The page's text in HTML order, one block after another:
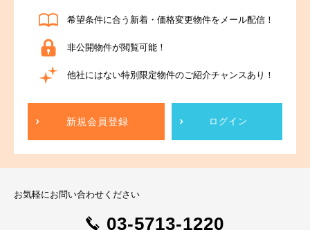
希望条件に合う新着・価格変更物件をメール配信！
非公開物件が閲覧可能！
他社にはない特別限定物件のご紹介チャンスあり！
新規会員登録 ログイン
お気軽にお問い合わせください
03-5713-1220